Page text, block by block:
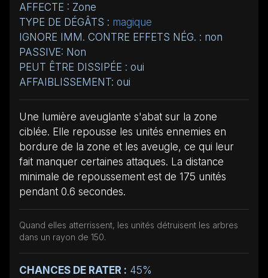
AFFECTE : Zone
TYPE DE DÉGÂTS : magique
IGNORE IMM. CONTRE EFFETS NÉG. : non
PASSIVE: Non
PEUT ÊTRE DISSIPÉE : oui
AFFAIBLISSEMENT: oui
Une lumière aveuglante s'abat sur la zone
ciblée. Elle repousse les unités ennemies en
bordure de la zone et les aveugle, ce qui leur
fait manquer certaines attaques. La distance
minimale de repoussement est de 175 unités
pendant 0.6 secondes.
Quand elles atterrissent, les unités détruisent les arbres
dans un rayon de 150.
CHANCES DE RATER : 45%